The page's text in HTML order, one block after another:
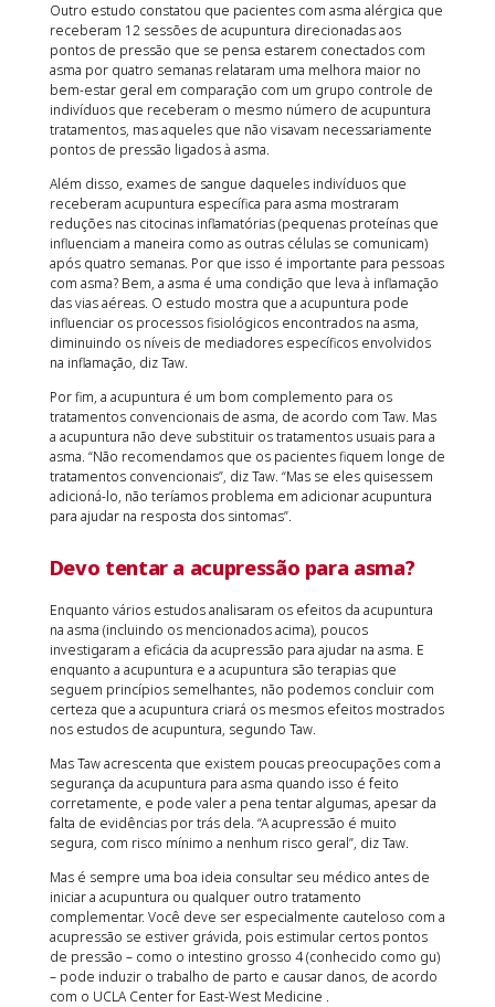
Outro estudo constatou que pacientes com asma alérgica que
receberam 12 sessões de acupuntura direcionadas aos
pontos de pressão que se pensa estarem conectados com
asma por quatro semanas relataram uma melhora maior no
bem-estar geral em comparação com um grupo controle de
indivíduos que receberam o mesmo número de acupuntura
tratamentos, mas aqueles que não visavam necessariamente
pontos de pressão ligados à asma.
Além disso, exames de sangue daqueles indivíduos que
receberam acupuntura específica para asma mostraram
reduções nas citocinas inflamatórias (pequenas proteínas que
influenciam a maneira como as outras células se comunicam)
após quatro semanas. Por que isso é importante para pessoas
com asma? Bem, a asma é uma condição que leva à inflamação
das vias aéreas. O estudo mostra que a acupuntura pode
influenciar os processos fisiológicos encontrados na asma,
diminuindo os níveis de mediadores específicos envolvidos
na inflamação, diz Taw.
Por fim, a acupuntura é um bom complemento para os
tratamentos convencionais de asma, de acordo com Taw. Mas
a acupuntura não deve substituir os tratamentos usuais para a
asma. “Não recomendamos que os pacientes fiquem longe de
tratamentos convencionais”, diz Taw. “Mas se eles quisessem
adicioná-lo, não teríamos problema em adicionar acupuntura
para ajudar na resposta dos sintomas”.
Devo tentar a acupressão para asma?
Enquanto vários estudos analisaram os efeitos da acupuntura
na asma (incluindo os mencionados acima), poucos
investigaram a eficácia da acupressão para ajudar na asma. E
enquanto a acupuntura e a acupuntura são terapias que
seguem princípios semelhantes, não podemos concluir com
certeza que a acupuntura criará os mesmos efeitos mostrados
nos estudos de acupuntura, segundo Taw.
Mas Taw acrescenta que existem poucas preocupações com a
segurança da acupuntura para asma quando isso é feito
corretamente, e pode valer a pena tentar algumas, apesar da
falta de evidências por trás dela. “A acupressão é muito
segura, com risco mínimo a nenhum risco geral”, diz Taw.
Mas é sempre uma boa ideia consultar seu médico antes de
iniciar a acupuntura ou qualquer outro tratamento
complementar. Você deve ser especialmente cauteloso com a
acupressão se estiver grávida, pois estimular certos pontos
de pressão – como o intestino grosso 4 (conhecido como gu)
– pode induzir o trabalho de parto e causar danos, de acordo
com o UCLA Center for East-West Medicine .